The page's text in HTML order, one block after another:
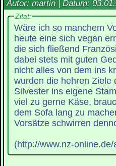
Autor: martin | Datum:
Zitat:
Wäre ich so manchem
heute eine sich vegan
die sich fließend
dabei stets mit guten
nicht alles von dem ins
wurden die hehren Ziele
Silvester ins eigene
viel zu gerne Käse,
dem Sofa lang zu
Vorsätze schwirren
(http://www.nz-